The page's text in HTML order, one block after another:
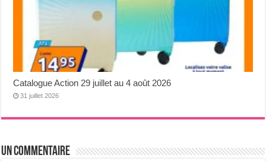
Catalogue Action 29 juillet au 4 août 2026
31 juillet 2026
Un commentaire